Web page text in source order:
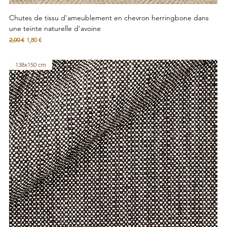
Chutes de tissu d'ameublement en chevron herringbone dans
une teinte naturelle d'avoine
Prix original
2,00 € Prix promotionnel
1,80 €
138x150 cm